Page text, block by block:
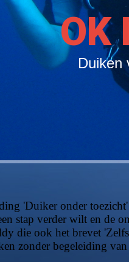
OK
Duiken
'Duiker onder
stap verder wilt en de
die ook het brevet
zonder begeleiding